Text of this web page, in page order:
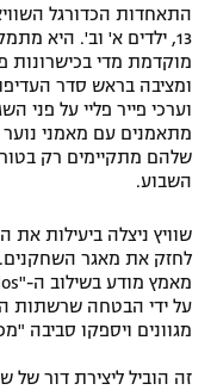
13, ילדים א' וב'. היא
מוקדמת מדי בכישרונות
ומציבה בראש סדר
וערכי פייר פליי על פני
שלהם מתקיימים רק
השבוע.
שוויץ ניצלה ביעילות
לחזק את מאגר
על ידי הבטחה שרשתות
מגוונים ויספקו סביבה
זה הוביל ליצירת דור של